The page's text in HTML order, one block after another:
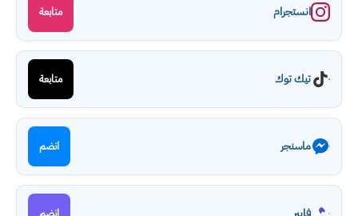
انستجرام متابعة
تيك توك متابعة
ماسنجر انضم
انضم